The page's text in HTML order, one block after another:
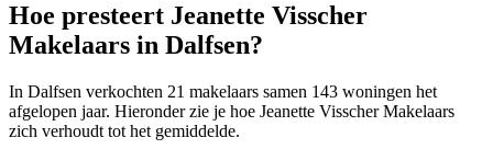
Hoe presteert Jeanette Visscher
Makelaars in Dalfsen?
In Dalfsen verkochten 21 makelaars samen 143 woningen het
afgelopen jaar. Hieronder zie je hoe Jeanette Visscher Makelaars
zich verhoudt tot het gemiddelde.